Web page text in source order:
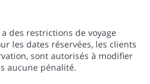
a des restrictions de voyage
les dates réservées, les clients
sont autorisés à modifier
aucune pénalité.